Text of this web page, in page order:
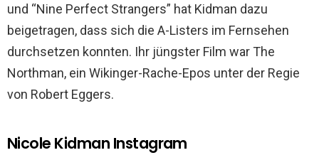
und “Nine Perfect Strangers” hat Kidman dazu
beigetragen, dass sich die A-Listers im Fernsehen
durchsetzen konnten. Ihr jüngster Film war The
Northman, ein Wikinger-Rache-Epos unter der Regie
von Robert Eggers.
Nicole Kidman Instagram